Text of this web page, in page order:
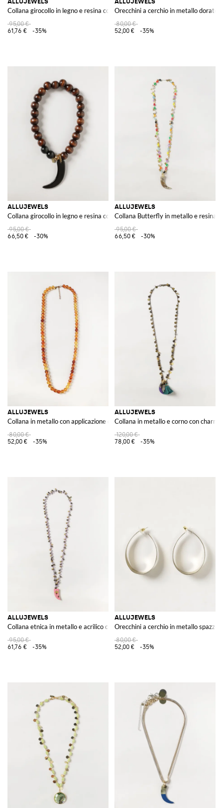
Collana girocollo in legno e resina con charm e chiusura magnetica
95,00 €
61,76 €
-35%
Orecchini a cerchio in metallo dorato
80,00 €
52,00 €
-35%
ALLUJEWELS
Collana girocollo in legno e resina con charm e chiusura magnetica
95,00 €
66,50 €
-30%
ALLUJEWELS
Collana Butterfly in metallo e resina
95,00 €
66,50 €
-30%
ALLUJEWELS
Collana in metallo con applicazione di pietre e cristalli colorati
80,00 €
52,00 €
-35%
ALLUJEWELS
Collana in metallo e corno con charm,
120,00 €
78,00 €
-35%
ALLUJEWELS
Collana etnica in metallo e acrilico con perline decorative
95,00 €
61,76 €
-35%
ALLUJEWELS
Orecchini a cerchio in metallo
80,00 €
52,00 €
-35%